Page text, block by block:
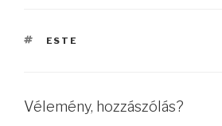
CÍMKÉK
ESTE
Vélemény, hozzászólás?